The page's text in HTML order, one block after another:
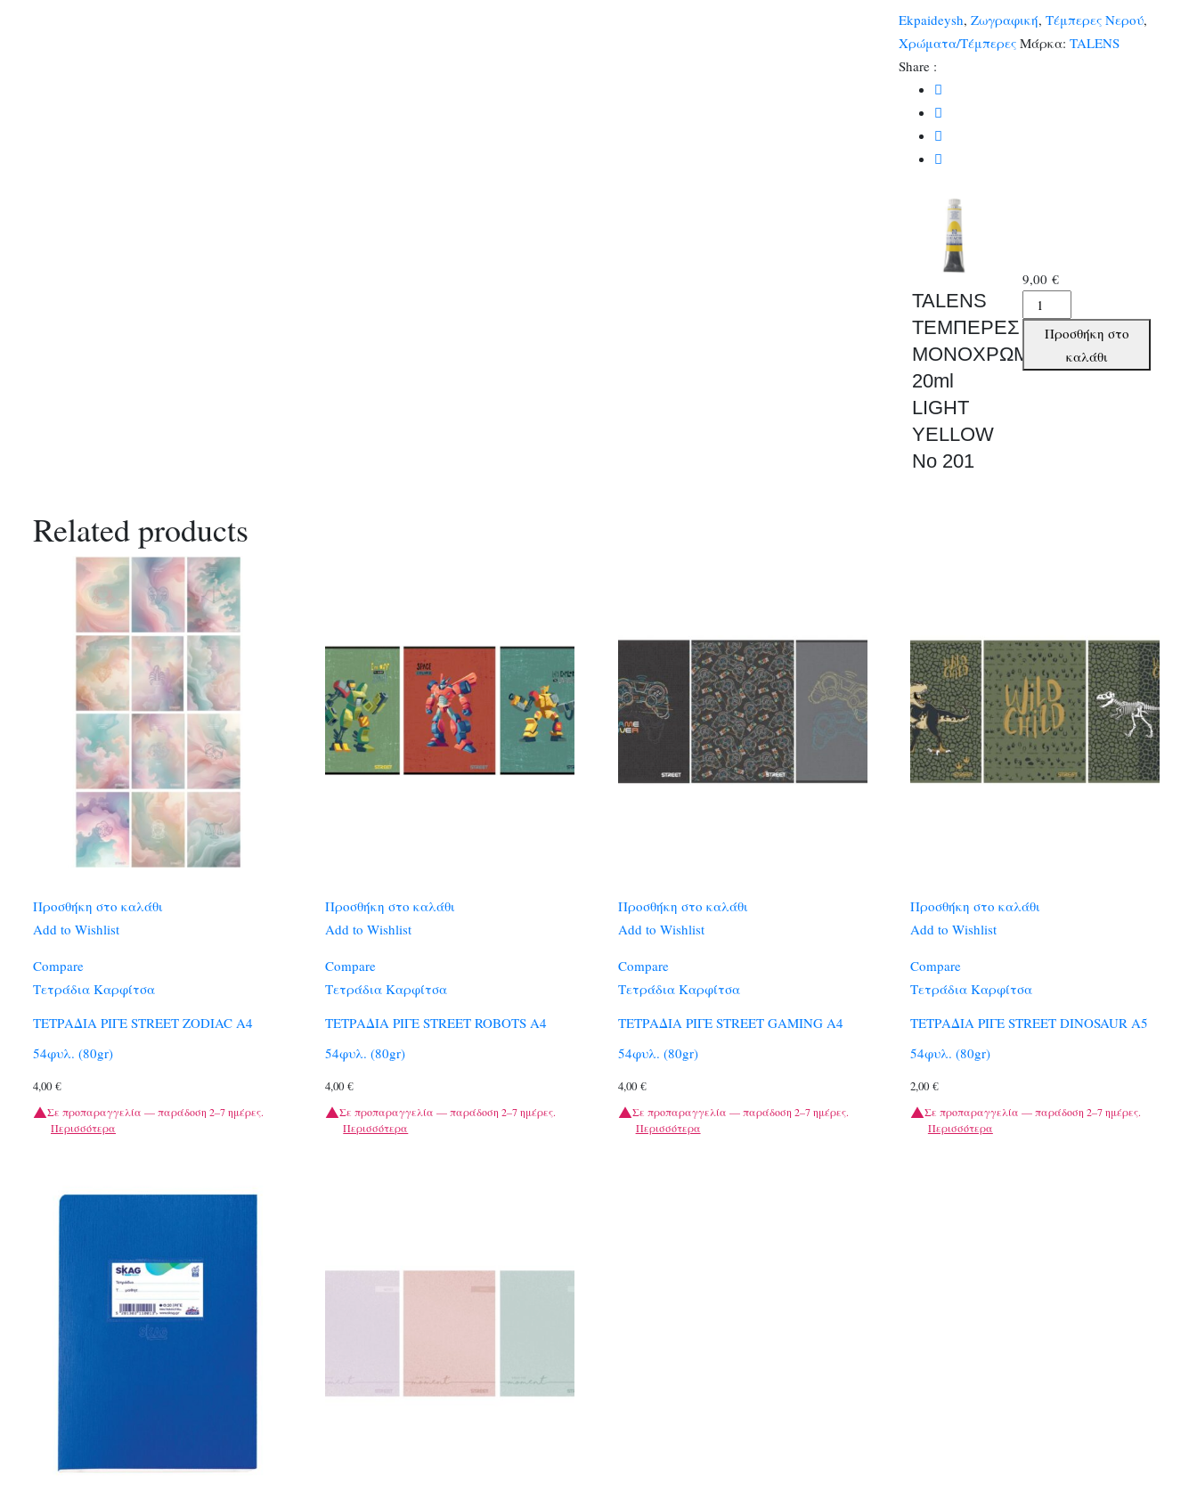
No
201
ποσότητα
Ekpaideysh,Ζωγραφική,Τέμπερες Νερού,
Χρώματα/Τέμπερες Μάρκα:TALENS
Share :
TALENS
ΤΕΜΠΕΡΕΣ
ΜΟΝΟΧΡΩΜΕΣ
20ml
LIGHT
YELLOW
No 201
9,00€
TALENS
ΤΕΜΠΕΡΕΣ
20ml
Προσθήκη στο
καλάθι
Related products
Προσθήκη στο καλάθι
Add to Wishlist
Compare
Τετράδια Καρφίτσα
ΤΕΤΡΑΔΙΑ ΡΙΓΕ STREET ZODIAC A4
54φυλ. (80gr)
4,00 €
Σε προπαραγγελία — παράδοση 2–7 ημέρες.
Περισσότερα
Προσθήκη στο καλάθι
Add to Wishlist
Compare
Τετράδια Καρφίτσα
ΤΕΤΡΑΔΙΑ ΡΙΓΕ STREET ROBOTS A4
54φυλ. (80gr)
4,00€
Σε προπαραγγελία — παράδοση 2–7 ημέρες.
Περισσότερα
Προσθήκη στο καλάθι
Add to Wishlist
Compare
Τετράδια Καρφίτσα
ΤΕΤΡΑΔΙΑ ΡΙΓΕ STREET GAMING A4
54φυλ. (80gr)
4,00 €
Σε προπαραγγελία — παράδοση 2–7 ημέρες.
Περισσότερα
Προσθήκη στο καλάθι
Add to Wishlist
Compare
Τετράδια Καρφίτσα
ΤΕΤΡΑΔΙΑ ΡΙΓΕ STREET DINOSAUR A5
54φυλ. (80gr)
2,00 €
Σε προπαραγγελία — παράδοση 2–7 ημέρες.
Περισσότερα